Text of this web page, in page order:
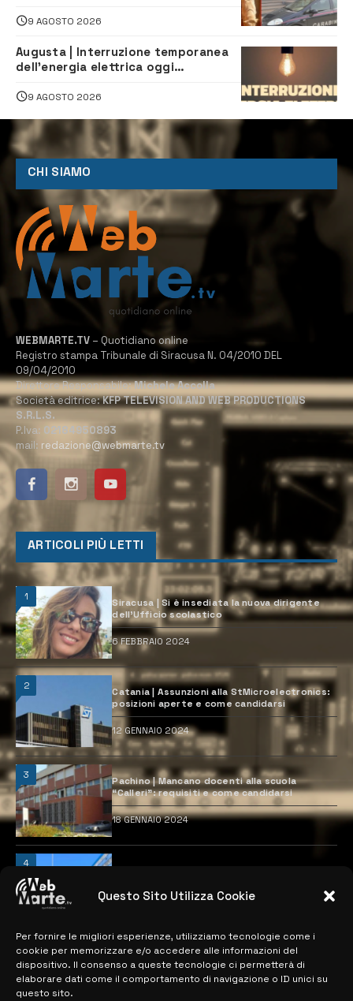
Questo Sito Utilizza Cookie
Per fornire le migliori esperienze, utilizziamo tecnologie come i
cookie per memorizzare e/o accedere alle informazioni del
dispositivo. Il consenso a queste tecnologie ci permetterà di
elaborare dati come il comportamento di navigazione o ID unici su
questo sito.
9 AGOSTO 2026
Augusta | Interruzione temporanea
dell’energia elettrica oggi
lavori
9 AGOSTO 2026
CHI SIAMO
WEBMARTE.TV – Quotidiano online
Registro stampa Tribunale di Siracusa N. 04/2010 DEL
09/04/2010
Direttore Responsabile:Michele Accolla
Società editrice:KFP TELEVISION AND WEB PRODUCTIONS
S.R.L.S.
P.Iva: 02184950893
mail: redazione@webmarte.tv
ARTICOLI PIÙ LETTI
1
Siracusa | Si è insediata la nuova dirigente
dell’Ufficio scolastico
6 FEBBRAIO 2024
2
Catania | Assunzioni alla StMicroelectronics:
posizioni aperte e come candidarsi
12 GENNAIO 2024
3
Pachino | Mancano docenti alla scuola
“Calleri”: requisiti e come candidarsi
18 GENNAIO 2024
4
previste
MAPPA DEL SITO